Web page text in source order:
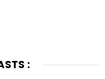
: